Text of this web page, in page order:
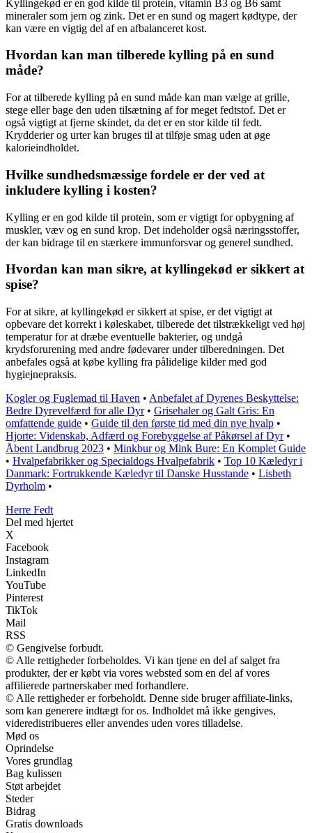
Kyllingekød er en god kilde til protein, vitamin B3 og B6 samt
mineraler som jern og zink. Det er en sund og magert kødtype, der
kan være en vigtig del af en afbalanceret kost.
Hvordan kan man tilberede kylling på en sund
måde?
For at tilberede kylling på en sund måde kan man vælge at grille,
stege eller bage den uden tilsætning af for meget fedtstof. Det er
også vigtigt at fjerne skindet, da det er en stor kilde til fedt.
Krydderier og urter kan bruges til at tilføje smag uden at øge
kalorieindholdet.
Hvilke sundhedsmæssige fordele er der ved at
inkludere kylling i kosten?
Kylling er en god kilde til protein, som er vigtigt for opbygning af
muskler, væv og en sund krop. Det indeholder også næringsstoffer,
der kan bidrage til en stærkere immunforsvar og generel sundhed.
Hvordan kan man sikre, at kyllingekød er sikkert at
spise?
For at sikre, at kyllingekød er sikkert at spise, er det vigtigt at
opbevare det korrekt i køleskabet, tilberede det tilstrækkeligt ved høj
temperatur for at dræbe eventuelle bakterier, og undgå
krydsforurening med andre fødevarer under tilberedningen. Det
anbefales også at købe kylling fra pålidelige kilder med god
hygiejnepraksis.
Kogler og Fuglemad til Haven • Anbefalet af Dyrenes Beskyttelse:
Bedre Dyrevelfærd for alle Dyr• Grisehaler og Galt Gris: En
omfattende guide • Guide til den første tid med din nye hvalp •
Hjorte: Videnskab, Adfærd og Forebyggelse af Påkørsel af Dyr•
Åbent Landbrug 2023 • Minkbur og Mink Bure: En Komplet Guide
• Hvalpefabrikker og Specialdogs Hvalpefabrik • Top 10 Kæledyr i
Danmark: Fortrukkende Kæledyr til Danske Husstande • Lisbeth
Dyrholm •
Herre Fedt
Del med hjertet
X
Facebook
Instagram
LinkedIn
YouTube
Pinterest
TikTok
Mail
RSS
© Gengivelse forbudt.
© Alle rettigheder forbeholdes. Vi kan tjene en del af salget fra
produkter, der er købt via vores websted som en del af vores
affilierede partnerskaber med forhandlere.
© Alle rettigheder er forbeholdt. Denne side bruger affiliate-links,
som kan generere indtægt for os. Indholdet må ikke gengives,
videredistribueres eller anvendes uden vores tilladelse.
Mød os
Oprindelse
Vores grundlag
Bag kulissen
Støt arbejdet
Steder
Bidrag
Gratis downloads